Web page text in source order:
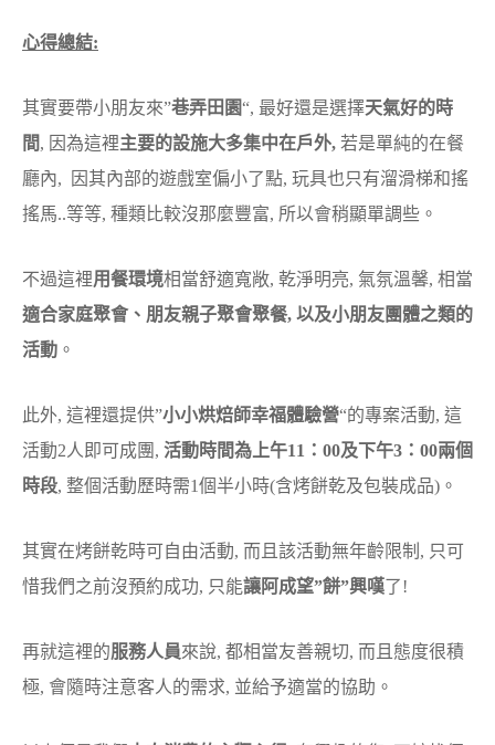
心得總結:
其實要帶小朋友來”巷弄田園“, 最好還是選擇天氣好的時
間, 因為這裡主要的設施大多集中在戶外, 若是單純的在餐
廳內, 因其內部的遊戲室偏小了點, 玩具也只有溜滑梯和搖
搖馬..等等, 種類比較沒那麼豐富, 所以會稍顯單調些。
不過這裡用餐環境相當舒適寬敞, 乾淨明亮, 氣氛溫馨, 相當
適合家庭聚會、朋友親子聚會聚餐, 以及小朋友團體之類的
活動 。
此外, 這裡還提供”小小烘焙師幸福體驗營“的專案活動, 這
活動2人即可成團, 活動時間為上午11：0​0及下午3：00兩個
時段, 整個活動歷時需1個半小時(含烤​餅乾及包裝成品)。
其實在烤餅乾時可自由活動, 而且該活動無年齡限制, 只可
惜我們之前沒預約成功, 只能讓阿成望”餅”興嘆了!
再就這裡的服務人員來說, 都相當友善親切, 而且態度很積
極, 會隨時注意客人的需求, 並給予適當的協助。